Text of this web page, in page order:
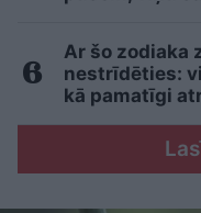
Ar šo zodiaka
nestrīdēties:
kā pamatīgi